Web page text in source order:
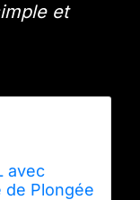
et
avec
de Plongée